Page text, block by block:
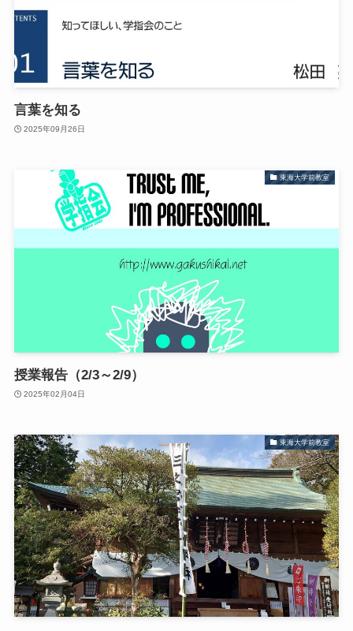
言葉を知る
2025年09月26日
東海大学前教室
授業報告（2/3～2/9）
2025年02月04日
東海大学前教室